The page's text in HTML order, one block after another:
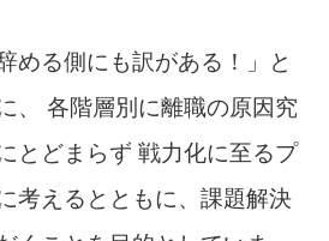
める側にも訳がある！」と
、 各階層別に離職の原因究
とどまらず 戦力化に至るプ
考えるとともに、課題解決